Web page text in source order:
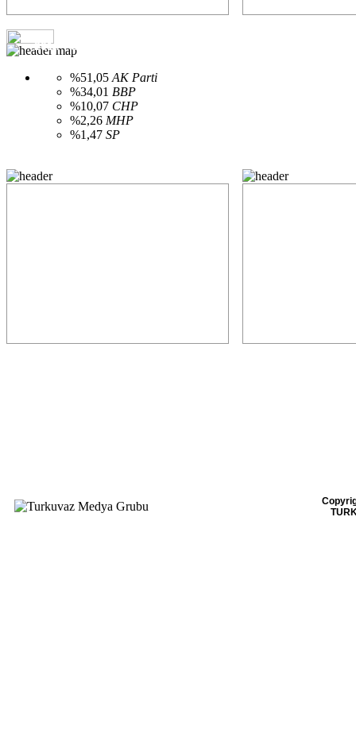
2014 - Günyüzü - İlçe Belediye Meclisi seçimleri partilere
%51,05 AK Parti
%34,01 BBP
%10,07 CHP
%2,26 MHP
%1,47 SP
Belediye Meclisi Açılan Sandık Durumu Belediye Meclisi